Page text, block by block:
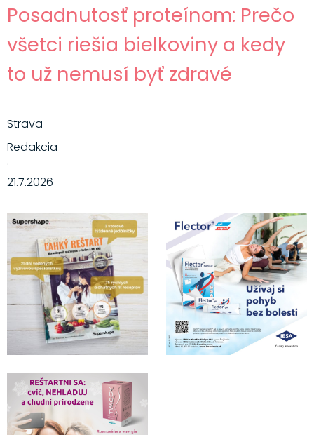
Posadnutosť proteínom: Prečo
všetci riešia bielkoviny a kedy
to už nemusí byť zdravé
Strava
Redakcia
·
21.7.2026